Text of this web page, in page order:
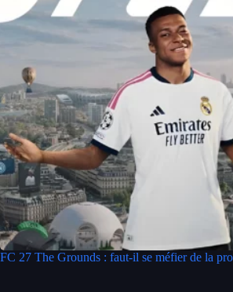
FC 27 The Grounds : faut-il se méfier de la